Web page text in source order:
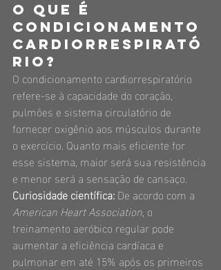
O que é
condicionamento
cardiorrespirató
rio?
O condicionamento cardiorrespiratório
refere-se à capacidade do coração,
pulmões e sistema circulatório de
fornecer oxigênio aos músculos durante
o exercício. Quanto mais eficiente for
esse sistema, maior será sua resistência
e menor será a sensação de cansaço.
Curiosidade científica: De acordo com a
American Heart Association, o
treinamento aeróbico regular pode
aumentar a eficiência cardíaca e
pulmonar em até 15% após os primeiros